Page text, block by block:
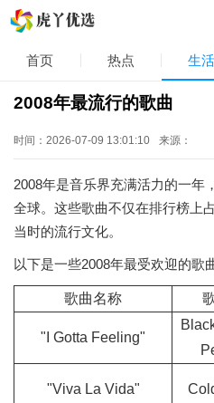
首页 热点 生活
2008年最流行的歌曲
时间：2026-07-09 13:01:10 来源：
2008年是音乐界充满活力的一年
全球。这些歌曲不仅在排行榜上
当时的流行文化。
以下是一些2008年最受欢迎的歌
歌曲名称
"I Gotta Feeling"
"Viva La Vida"